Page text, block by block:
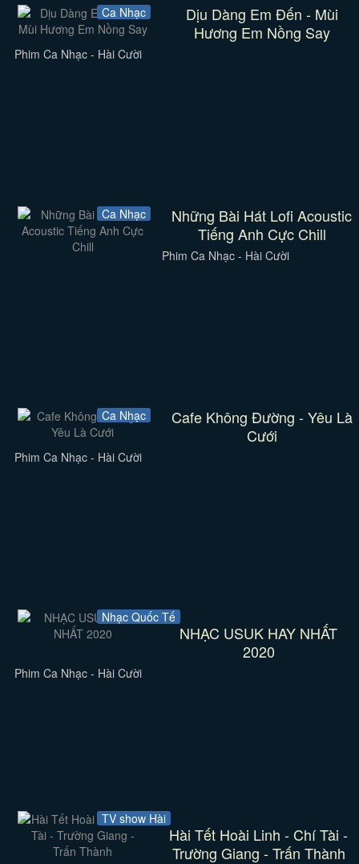
Ca Nhạc
Dịu Dàng Em Đến - Mùi
Hương Em Nồng Say
Phim Ca Nhạc - Hài Cười
Ca Nhạc
Những Bài Hát Lofi Acoustic
Tiếng Anh Cực Chill
Phim Ca Nhạc - Hài Cười
Ca Nhạc
Cafe Không Đường - Yêu Là
Cưới
Phim Ca Nhạc - Hài Cười
Nhạc Quốc Tế
NHẠC USUK HAY NHẤT
2020
Phim Ca Nhạc - Hài Cười
TV show Hài
Hài Tết Hoài Linh - Chí Tài -
Trường Giang - Trấn Thành